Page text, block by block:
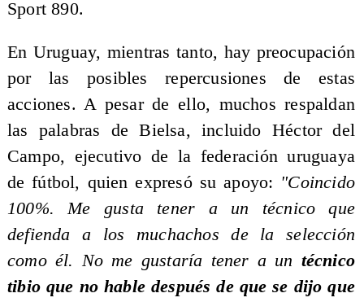
Sport 890.
En Uruguay, mientras tanto, hay preocupación
por las posibles repercusiones de estas
acciones. A pesar de ello, muchos respaldan
las palabras de Bielsa, incluido Héctor del
Campo, ejecutivo de la federación uruguaya
de fútbol, quien expresó su apoyo: "Coincido
100%. Me gusta tener a un técnico que
defienda a los muchachos de la selección
como él. No me gustaría tener a un técnico
tibio que no hable después de que se dijo que